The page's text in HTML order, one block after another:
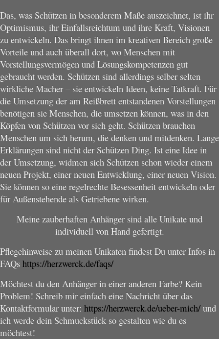
Das, was Schützen in besonderem Maße auszeichnet, ist ihr
Optimismus, ihr Einfallsreichtum und ihre Kraft, Visionen
zu entwickeln. Das bringt ihnen im kreativen Bereich große
Vorteile und auch überall dort, wo Menschen mit
Vorstellungsvermögen und Lösungskompetenzen gut
gebraucht werden. Schützen sind allerdings selber selten
wirkliche Macher – sie entwickeln Ideen, keine Tatkraft. Für
die Umsetzung der am Reißbrett entstandenen Vorstellungen
benötigen sie Menschen, die umsetzen können, was in den
Köpfen von Schützen vor sich geht. Schützen brauchen
Menschen um sich herum, die denken und mitdenken. Lange
Erklärungen sind nicht der Schützen Ding. Ist eine Idee in
der Umsetzung, widmen sich Schützen schon wieder einem
neuen Projekt, einer neuen Entwicklung, einer neuen Vision.
Sie können so eine regelrechte Besessenheit entwickeln oder
für Außenstehende als Getriebene wirken.
Meine zauberhaften Anhänger sind alle Unikate und
individuell von Hand gefertigt.
Pflegehinweise zu meinen Unikaten findest Du unter Infos in
FAQs https://herzwerck.de/faqs/
Möchtest du den Anhänger in einer anderen Farbe? Kein
Problem! Schreib mir einfach eine Nachricht über das
Kontaktformular unter: https://herzwerck.de/ueber-mich/ und
ich werde dein Schmuckstück so gestalten wie du es
möchtest!